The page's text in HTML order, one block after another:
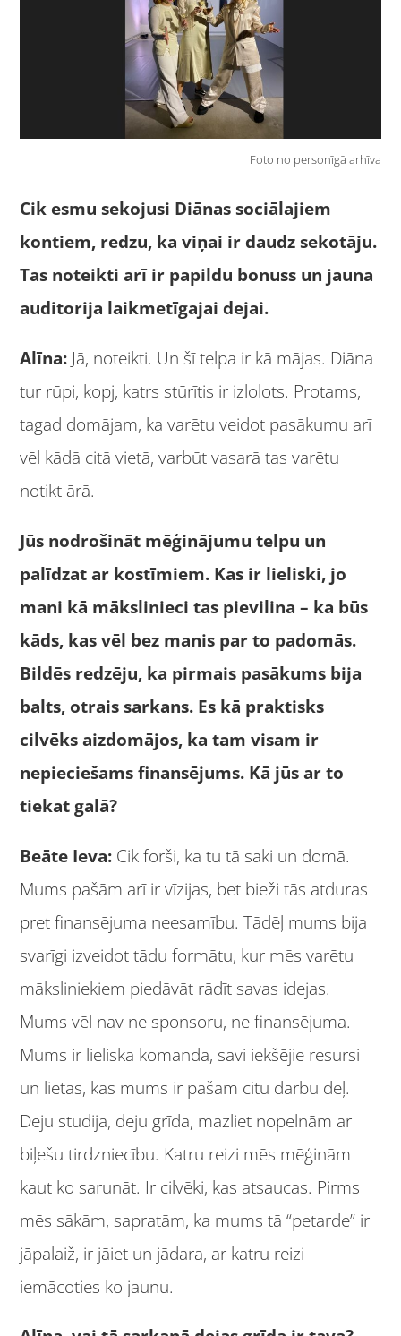
Foto no personīgā arhīva
Cik esmu sekojusi Diānas sociālajiem
kontiem, redzu, ka viņai ir daudz sekotāju.
Tas noteikti arī ir papildu bonuss un jauna
auditorija laikmetīgajai dejai.
Alīna: Jā, noteikti. Un šī telpa ir kā mājas. Diāna
tur rūpi, kopj, katrs stūrītis ir izlolots. Protams,
tagad domājam, ka varētu veidot pasākumu arī
vēl kādā citā vietā, varbūt vasarā tas varētu
notikt ārā.
Jūs nodrošināt mēģinājumu telpu un
palīdzat ar kostīmiem. Kas ir lieliski, jo
mani kā mākslinieci tas pievilina – ka būs
kāds, kas vēl bez manis par to padomās.
Bildēs redzēju, ka pirmais pasākums bija
balts, otrais sarkans. Es kā praktisks
cilvēks aizdomājos, ka tam visam ir
nepieciešams finansējums. Kā jūs ar to
tiekat galā?
Beāte Ieva: Cik forši, ka tu tā saki un domā.
Mums pašām arī ir vīzijas, bet bieži tās atduras
pret finansējuma neesamību. Tādēļ mums bija
svarīgi izveidot tādu formātu, kur mēs varētu
māksliniekiem piedāvāt rādīt savas idejas.
Mums vēl nav ne sponsoru, ne finansējuma.
Mums ir lieliska komanda, savi iekšējie resursi
un lietas, kas mums ir pašām citu darbu dēļ.
Deju studija, deju grīda, mazliet nopelnām ar
biļešu tirdzniecību. Katru reizi mēs mēģinām
kaut ko sarunāt. Ir cilvēki, kas atsaucas. Pirms
mēs sākām, sapratām, ka mums tā “petarde” ir
jāpalaiž, ir jāiet un jādara, ar katru reizi
iemācoties ko jaunu.